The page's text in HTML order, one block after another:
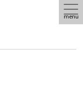
menu